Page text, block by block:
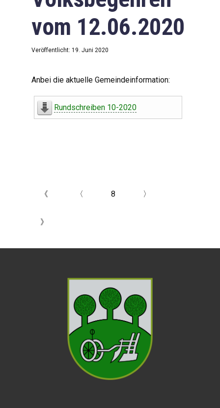
vom 12.06.2020
Veröffentlicht: 19. Juni 2020
Anbei die aktuelle Gemeindeinformation:
Rundschreiben 10-2020
《 〈 8 〉
》